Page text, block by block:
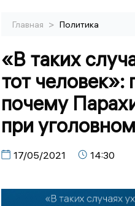
Главная > Политика
«В таких
тот человек»:
почему
при
17/05/2021 14:30